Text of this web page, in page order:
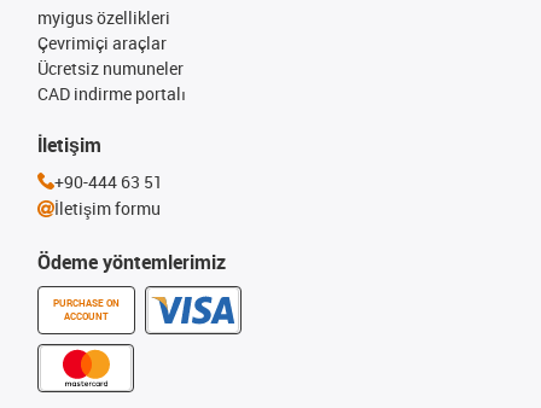
Ödeme yöntemlerimiz
PURCHASE ON
ACCOUNT
myigus özellikleri
Çevrimiçi araçlar
Ücretsiz numuneler
CAD indirme portalı
İletişim
+90-444 63 51
İletişim formu